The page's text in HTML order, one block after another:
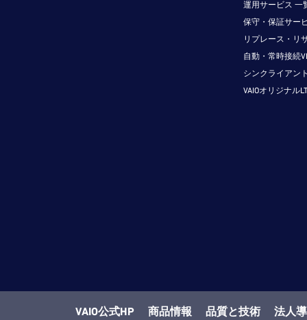
運用サービス 一
保守・保証サー
リプレース・リ
自動・常時接続
シンクライアン
VAIOオリジナル
VAIO公式HP 商品情報 品質と技術 法人